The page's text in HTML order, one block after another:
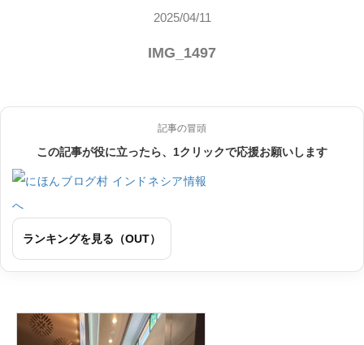
2025/04/11
IMG_1497
記事の冒頭
この記事が役に立ったら、1クリックで応援お願いします
ランキングを見る（OUT）